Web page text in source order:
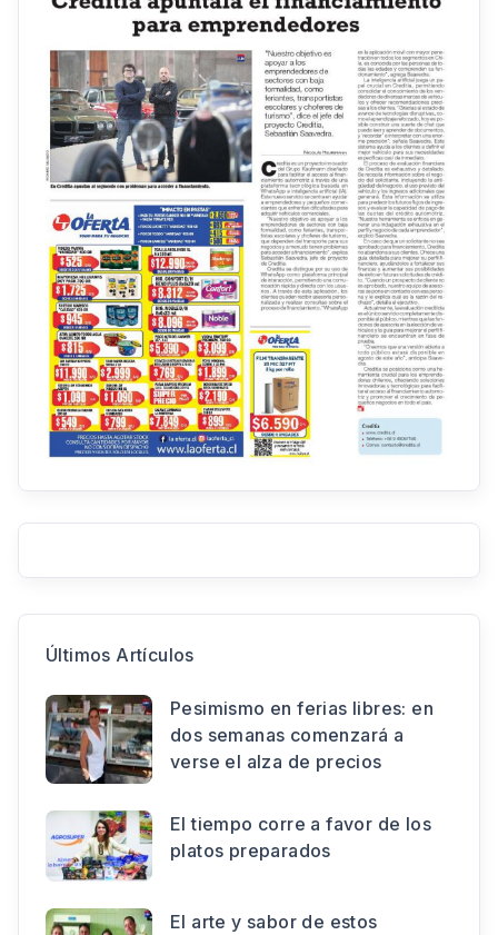
Últimos Artículos
Pesimismo en ferias libres: en
dos semanas comenzará a
verse el alza de precios
El tiempo corre a favor de los
platos preparados
El arte y sabor de estos